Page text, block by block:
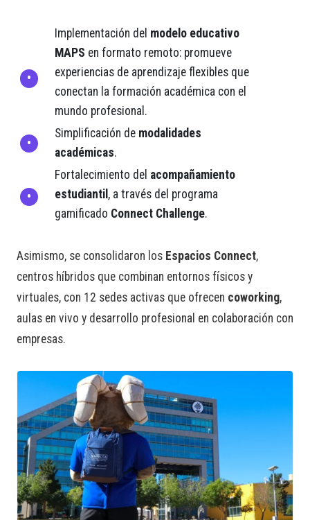
Implementación del modelo educativo
MAPS en formato remoto: promueve
experiencias de aprendizaje flexibles que
conectan la formación académica con el
mundo profesional.
Simplificación de modalidades
académicas.
Fortalecimiento del acompañamiento
estudiantil , a través del programa
gamificado Connect Challenge.
Asimismo, se consolidaron los Espacios Connect,
centros híbridos que combinan entornos físicos y
virtuales, con 12 sedes activas que ofrecen coworking,
aulas en vivo y desarrollo profesional en colaboración con
empresas.